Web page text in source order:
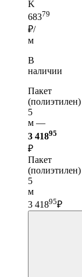
K
68379
₽/
м
В
наличии
Пакет
(полиэтилен)
5
м —
3 41895
₽
Пакет
(полиэтилен)
5
м
3 41895₽